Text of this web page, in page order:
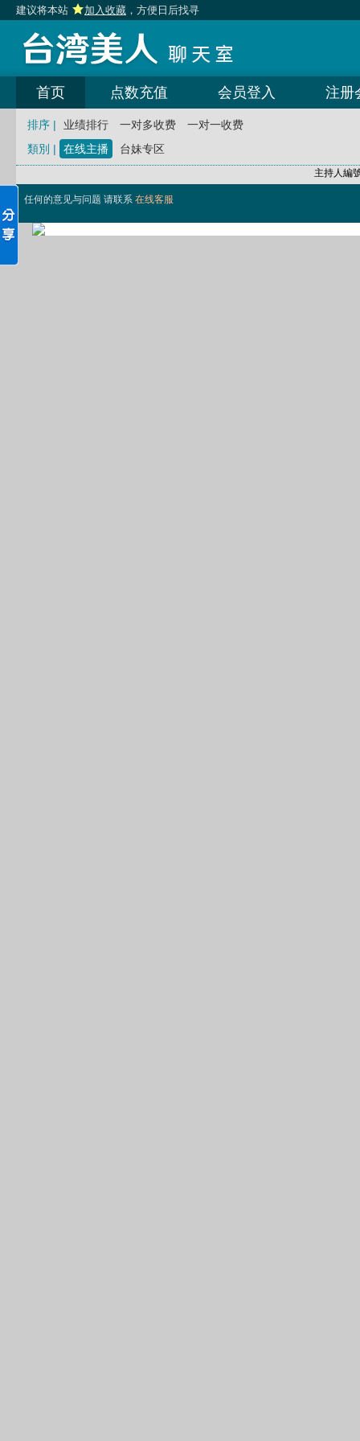
建议将本站 加入收藏 ，方便日后找寻
首页 点数充值 会员登入 注册
排序 | 业绩排行 一对多收费
一对一收费
類別 |
在线主播 台妹专区
主持人編
任何的意见与问题 请联系 在线客服